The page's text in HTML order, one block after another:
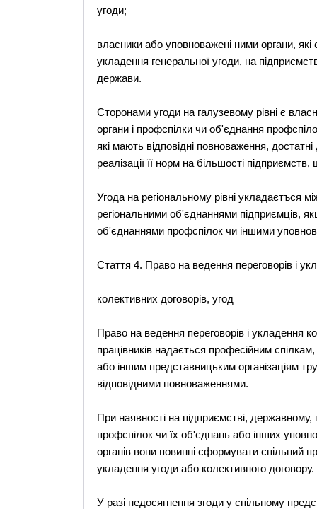
угоди;
власники або уповноважені ними органи,
укладення генеральної угоди, на
держави.
Сторонами угоди на галузевому рівні є
органи і профспілки чи об'єднання
які мають відповідні повноваження,
реалізації її норм на більшості
Угода на регіональному рівні укладаєтъся
регіональними об'єднаннями підприємців,
об'єднаннями профспілок чи іншими
Стаття 4. Право на ведення переговорів і
колективних договорів, угод
Право на ведення переговорів і укладення
працівників надається професійним
або іншим представницьким організаціям
відповідними повноваженнями.
При наявності на підприємстві, державному,
профспілок чи їх об'єднань або інших
органів вони повинні сформувати спільний
укладення угоди або колективного договору.
У разі недосягнення згоди у спільному